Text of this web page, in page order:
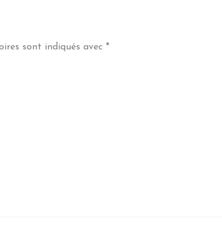
sont indiqués avec *